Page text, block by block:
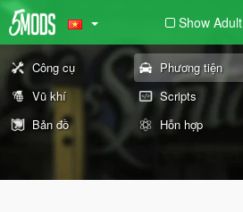
Show Adult
Công cụ Phương tiện
Vũ khí
Scripts
Bản đồ
Hỗn hợp